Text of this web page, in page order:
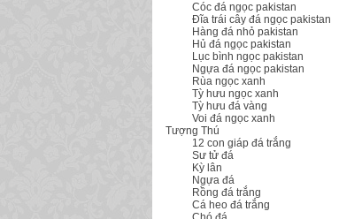
Cóc đá ngọc pakistan
Đĩa trái cây đá ngọc pakistan
Hàng đá nhỏ pakistan
Hủ đá ngọc pakistan
Lục bình ngọc pakistan
Ngựa đá ngọc pakistan
Rùa ngọc xanh
Tỳ hưu ngọc xanh
Tỳ hưu đá vàng
Voi đá ngọc xanh
Tượng Thú
12 con giáp đá trắng
Sư tử đá
Kỳ lân
Ngựa đá
Rồng đá trắng
Cá heo đá trắng